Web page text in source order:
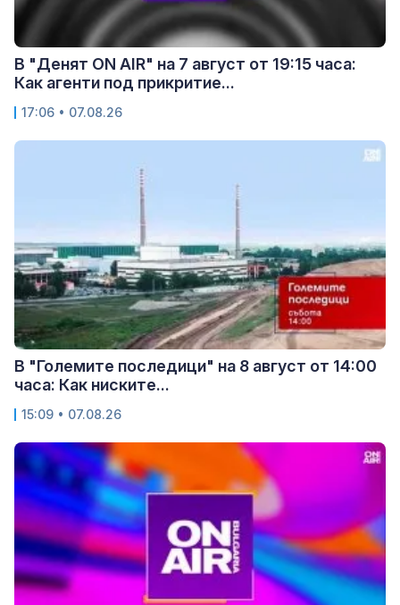
В "Денят ON AIR" на 7 август от 19:15 часа:
Как агенти под прикритие...
17:06 • 07.08.26
В "Големите последици" на 8 август от 14:00
часа: Как ниските...
15:09 • 07.08.26